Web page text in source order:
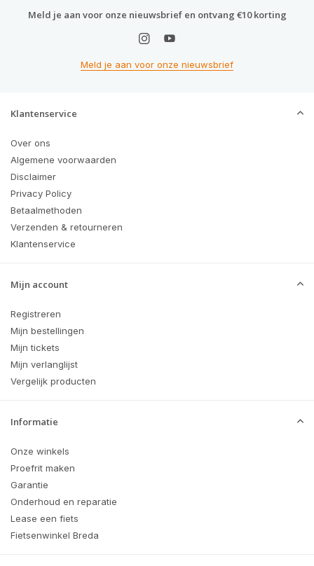
Meld je aan voor onze nieuwsbrief en ontvang €10 korting
Meld je aan voor onze nieuwsbrief
Klantenservice
Over ons
Algemene voorwaarden
Disclaimer
Privacy Policy
Betaalmethoden
Verzenden & retourneren
Klantenservice
Mijn account
Registreren
Mijn bestellingen
Mijn tickets
Mijn verlanglijst
Vergelijk producten
Informatie
Onze winkels
Proefrit maken
Garantie
Onderhoud en reparatie
Lease een fiets
Fietsenwinkel Breda